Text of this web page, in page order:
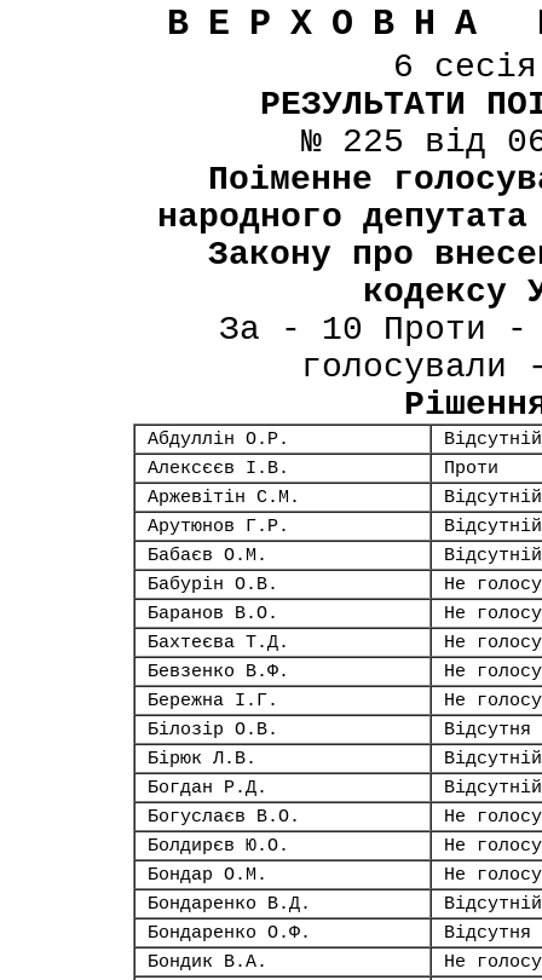
ВЕРХОВНА
6
РЕЗУЛЬТАТИ
№ 225 від
Поіменне
народного
Закону про
кодексу
За - 10 Проти -
Абдуллін О.Р.
Відсутній
Алексєєв І.В.
Проти
Аржевітін С.М.
Відсутній
Арутюнов Г.Р.
Відсутній
Бабаєв О.М.
Відсутній
Бабурін О.В.
Не
Баранов В.О.
Не
Бахтеєва Т.Д.
Не
Бевзенко В.Ф.
Не
Бережна І.Г.
Не
Білозір О.В.
Відсутня
Бірюк Л.В.
Відсутній
Богдан Р.Д.
Відсутній
Богуслаєв В.О.
Не
Болдирєв Ю.О.
Не
Бондар О.М.
Не
Бондаренко В.Д.
Відсутній
Бондаренко О.Ф.
Відсутня
Бондик В.А.
Не